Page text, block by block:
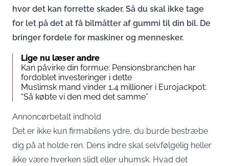
hvor det kan forrette skader. Så du skal ikke tage
for let på det at få bilmåtter af gummi til din bil. De
bringer fordele for maskiner og mennesker.
Lige nu læser andre
Kan påvirke din formue: Pensionsbranchen har
fordoblet investeringer i dette
Muslimsk mand vinder 1,4 millioner i Eurojackpot:
“Så købte vi den med det samme”
Annoncørbetalt indhold
Det er ikke kun firmabilens ydre, du burde bestræbe
dig på at holde ren. Dens indre skal selvfølgelig heller
ikke være hverken slidt eller uhumsk. Hvad det